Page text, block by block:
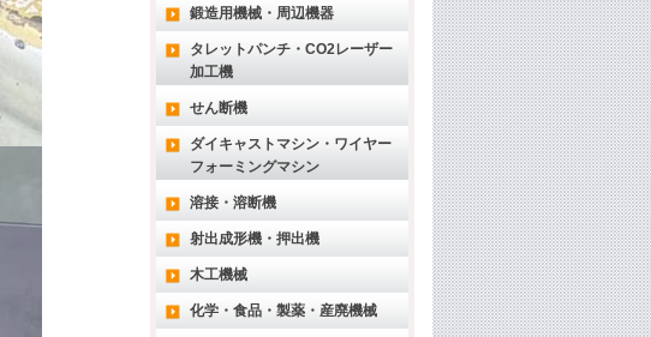
鍛造用機械・周辺機器
タレットパンチ・CO2レーザー
加工機
せん断機
ダイキャストマシン・ワイヤー
フォーミングマシン
溶接・溶断機
射出成形機・押出機
木工機械
化学・食品・製薬・産廃機械